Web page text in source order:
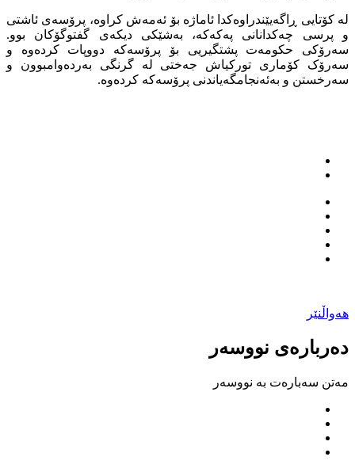
لە کۆتایی ڕاگەیێندراوەکدا ئاماژە بۆ ئەمەش کراوە، پرۆسەی ئاشتی
و پرسی چەکدانانی پەکەکە، بەشێکی دیکەی گفتوگۆکان بوو.
سەرۆکی حکومەت پشتگیریی بۆ پرۆسەکە دووپات کردەوە و
سەرۆک کۆماری تورکیاش جەختی لە گرنگی بەردەوامبوون و
سەرخستن و بەئەنجامگەیاندنی پرۆسەکە کردەوە.
هەواڵنێر
دەربارەی نووسەر
مەتن سەبارەت بە نووسەر